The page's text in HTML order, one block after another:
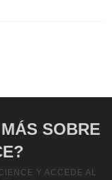
SOBRE
Y ACCEDE AL